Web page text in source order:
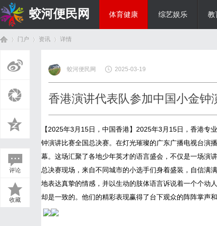
蛟河便民网 体育健康 综艺娱乐 教
门户 资讯
›
详情
评论
收藏
蛟河便民网 2025-03-19
香港演讲代表队参加中国小金
【2025年3月15日，中国香港】2025年3月15日，香港
钟演讲比赛全国总决赛。在灯光璀璨的广东广播电视台演
幕。这场汇聚了各地少年英才的语言盛会，不仅是一场演
总决赛现场，来自不同城市的小选手们身着盛装，自信满
地表达真挚的情感，并以生动的肢体语言诉说着一个个动
却是一致的。他们的精彩表现赢得了台下观众的阵阵掌声